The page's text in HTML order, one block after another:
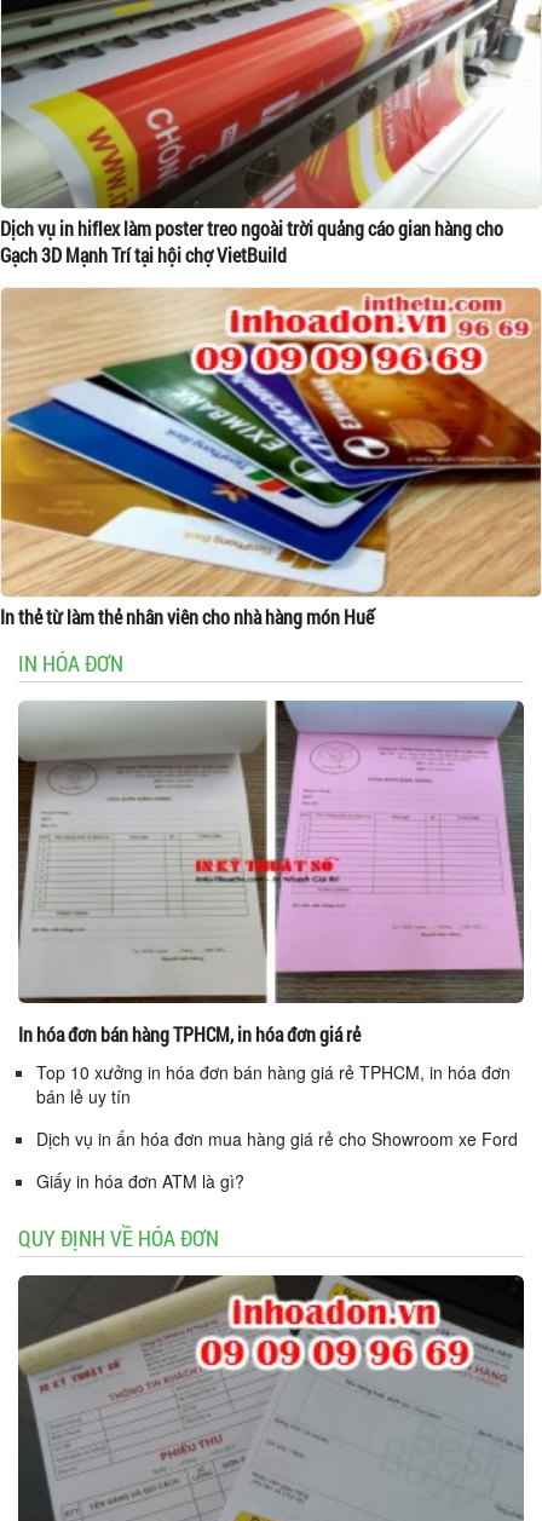
Dịch vụ in hiflex làm poster treo ngoài trời quảng cáo gian hàng cho
Gạch 3D Mạnh Trí tại hội chợ VietBuild
In thẻ từ làm thẻ nhân viên cho nhà hàng món Huế
IN HÓA ĐƠN
In hóa đơn bán hàng TPHCM, in hóa đơn giá rẻ
Top 10 xưởng in hóa đơn bán hàng giá rẻ TPHCM, in hóa đơn
bán lẻ uy tín
Dịch vụ in ấn hóa đơn mua hàng giá rẻ cho Showroom xe Ford
Giấy in hóa đơn ATM là gì?
QUY ĐỊNH VỀ HÓA ĐƠN